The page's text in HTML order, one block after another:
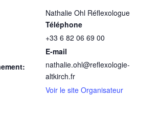
Nathalie Ohl Réflexologue
Téléphone
+33 6 82 06 69 00
E-mail
nathalie.ohl@reflexologie-
altkirch.fr
Voir le site Organisateur